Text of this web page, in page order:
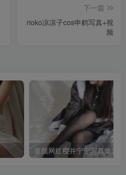
下一篇
rioko凉凉子cos申鹤写真+视
频
童颜网红樱井宁宁写真集套图